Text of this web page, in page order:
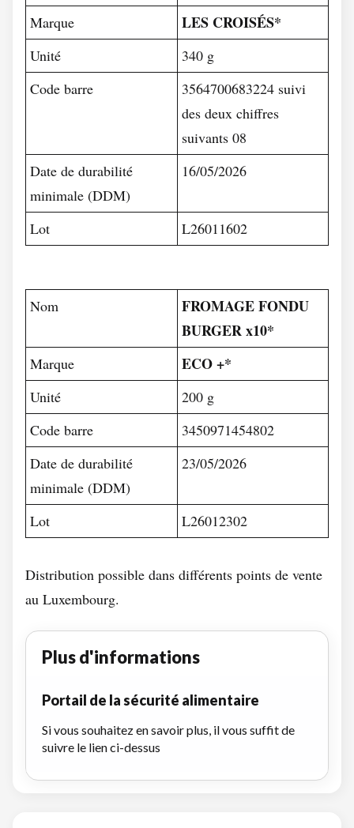
Marque LES CROISÉS*
Unité
340 g
Code barre
3564700683224 suivi
des deux chiffres
suivants 08
Date de durabilité
minimale (DDM)
16/05/2026
Lot L26011602
Nom
FROMAGE FONDU
BURGER x10*
Marque ECO +*
Unité
200 g
Code barre
3450971454802
Date de durabilité
minimale (DDM)
23/05/2026
Lot L26012302
Distribution possible dans différents points de vente
au Luxembourg.
Plus d'informations
Portail de la sécurité alimentaire
Si vous souhaitez en savoir plus, il vous suffit de
suivre le lien ci-dessus